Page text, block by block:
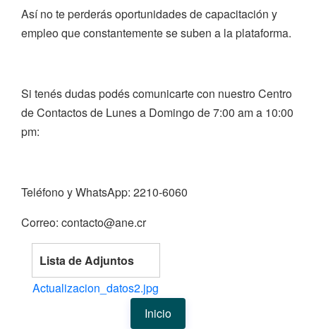
Así no te perderás oportunidades de capacitación y
empleo que constantemente se suben a la plataforma.
Si tenés dudas podés comunicarte con nuestro Centro
de Contactos de Lunes a Domingo de 7:00 am a 10:00
pm:
Teléfono y WhatsApp: 2210-6060
Correo: contacto@ane.cr
Lista de Adjuntos
Actualizacion_datos2.jpg
Inicio